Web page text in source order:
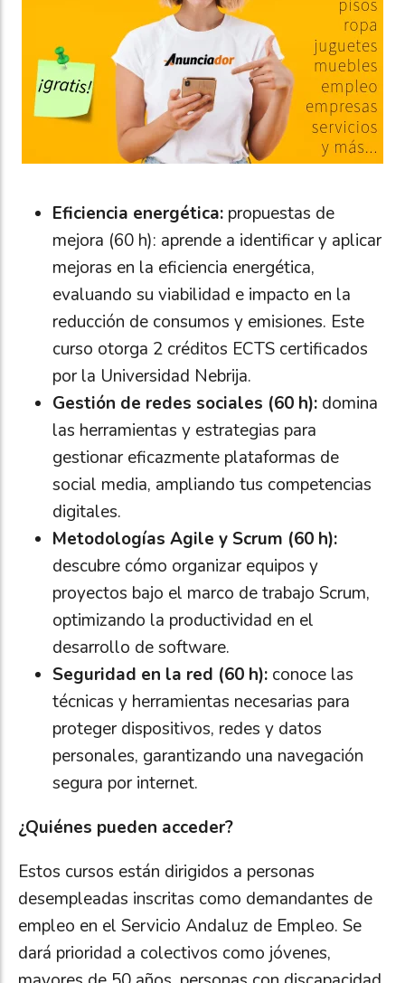
Eficiencia energética: propuestas de
mejora (60 h): aprende a identificar y aplicar
mejoras en la eficiencia energética,
evaluando su viabilidad e impacto en la
reducción de consumos y emisiones. Este
curso otorga 2 créditos ECTS certificados
por la Universidad Nebrija.
Gestión de redes sociales (60 h): domina
las herramientas y estrategias para
gestionar eficazmente plataformas de
social media, ampliando tus competencias
digitales.
Metodologías Agile y Scrum (60 h):
descubre cómo organizar equipos y
proyectos bajo el marco de trabajo Scrum,
optimizando la productividad en el
desarrollo de software.
Seguridad en la red (60 h): conoce las
técnicas y herramientas necesarias para
proteger dispositivos, redes y datos
personales, garantizando una navegación
segura por internet.
¿Quiénes pueden acceder?
Estos cursos están dirigidos a personas
desempleadas inscritas como demandantes de
empleo en el Servicio Andaluz de Empleo. Se
dará prioridad a colectivos como jóvenes,